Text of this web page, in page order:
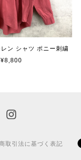
ン シャツ ポニー刺繍
¥8,800
取引法に基づく表記